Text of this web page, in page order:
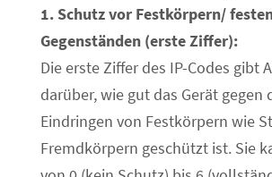
1. Schutz vor Festkörpern/
Gegenständen (erste Ziffer):
Die erste Ziffer des IP-Codes gibt
darüber, wie gut das Gerät gegen
Eindringen von Festkörpern wie
Fremdkörpern geschützt ist. Sie